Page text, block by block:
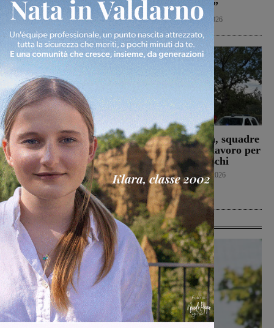
quella del 2022”
Politica 8 Agosto 2026
Prima stagionale per la
Sangiovannese, al
“Fedini” arriva il San
Donato Tavarnelle
San Giovanni Valdarno
8 Agosto 2026
Loro Ciuffenna, squadre
antincendio al lavoro per
un rogo nei boschi
Cronaca 8 Agosto 2026
Ultime Calcio